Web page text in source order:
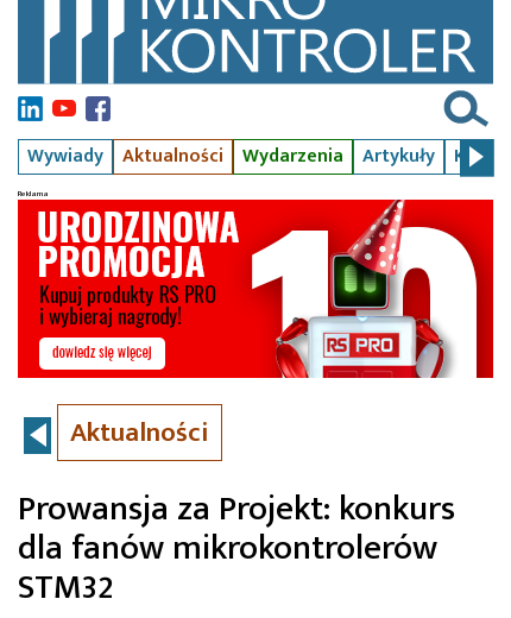
Wywiady Aktualności Wydarzenia Artykuły Kursy
Aktualności
Prowansja za Projekt: konkurs
dla fanów mikrokontrolerów
STM32